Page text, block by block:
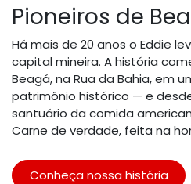
Pioneiros de
Há mais de 20 anos o Eddie
capital mineira. A história
Beagá, na Rua da Bahia, em
patrimônio histórico — e
santuário da comida
Carne de verdade, feita na
Conheça nossa história